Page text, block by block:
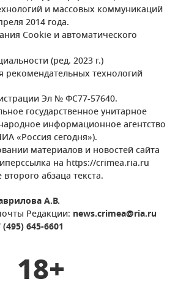
и массовых коммуникаций
2014 года.
Cookie и автоматического
(ред. 2023 г.)
технологий
Эл № ФС77-57640.
государственное унитарное
информационное агентство
«Россия сегодня»).
материалов и новостей сайта
на https://crimea.ria.ru
абзаца текста.
А.В.
Редакции: news.crimea@ria.ru
(495) 645-6601
18+